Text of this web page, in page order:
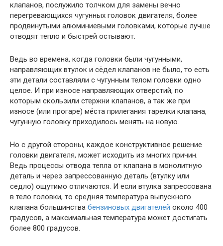
клапанов, послужило толчком для замены вечно
перегревающихся чугунных головок двигателя, более
продвинутыми алюминиевыми головками, которые лучше
отводят тепло и быстрей остывают.
Ведь во времена, когда головки были чугунными,
направляющих втулок и сёдел клапанов не было, то есть
эти детали составляли с чугунным телом головки одно
целое. И при износе направляющих отверстий, по
которым скользили стержни клапанов, а так же при
износе (или прогаре) мéста прилегания тарелки клапана,
чугунную головку приходилось менять на новую.
Но с другой стороны, каждое конструктивное решение
головки двигателя, может исходить из многих причин.
Ведь процессы отвода тепла от клапана в монолитную
деталь и через запрессованную деталь (втулку или
седло) ощутимо отличаются. И если втулка запрессована
в тело головки, то средняя температура выпускного
клапана большинства бензиновых двигателей около 400
градусов, а максимальная температура может достигать
более 800 градусов.